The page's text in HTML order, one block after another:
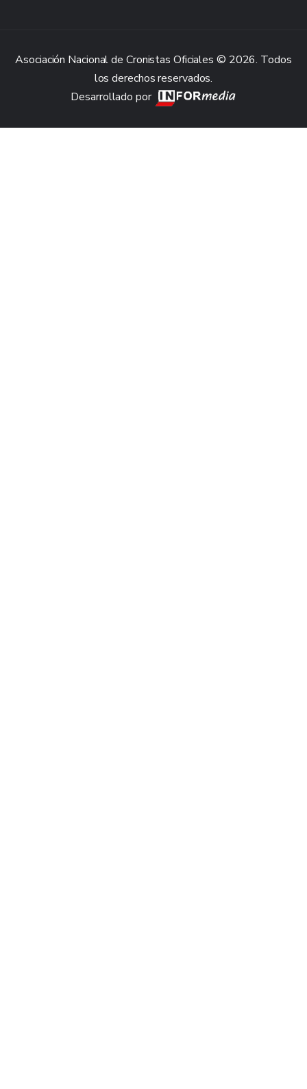
Asociación Nacional de Cronistas Oficiales © 2026. Todos
los derechos reservados.
Desarrollado por